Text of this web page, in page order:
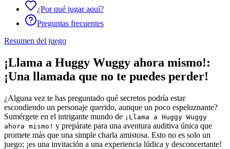
¿Por qué jugar aquí?
Preguntas frecuentes
Resumen del juego
¡Llama a Huggy Wuggy ahora mismo!:
¡Una llamada que no te puedes perder!
¿Alguna vez te has preguntado qué secretos podría estar
escondiendo un personaje querido, aunque un poco espeluznante?
Sumérgete en el intrigante mundo de ¡Llama a Huggy Wuggy
ahora mismo! y prepárate para una aventura auditiva única que
promete más que una simple charla amistosa. Esto no es solo un
juego; ¡es una invitación a una experiencia lúdica y desconcertante!